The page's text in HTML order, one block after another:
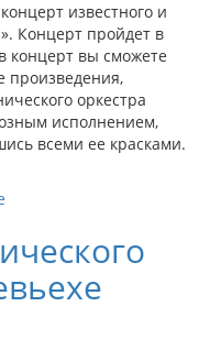
известного и
Концерт пройдет в
концерт вы сможете
произведения,
оркестра
исполнением,
всеми ее красками.